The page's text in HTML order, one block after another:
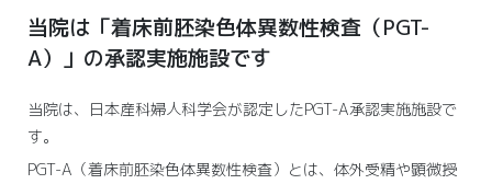
当院は「着床前胚染色体異数性検査（PGT-
A）」の承認実施施設です
当院は、日本産科婦人科学会が認定したPGT-A承認実施施設で
す。
PGT-A（着床前胚染色体異数性検査）とは、体外受精や顕微授